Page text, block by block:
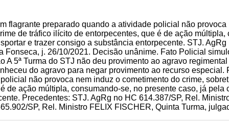
flagrante preparado quando a atividade policial não
de tráfico ilícito de entorpecentes, que é de ação
e trazer consigo a substância entorpecente. STJ.
Fonseca, j. 26/10/2021. Decisão unânime. Fato Policial
A 5ª Turma do STJ não deu provimento ao agravo
do agravo para negar provimento ao recurso
não provoca nem induz o cometimento do crime,
de ação múltipla, consumando-se, no presente caso, já
Precedentes: STJ. AgRg no HC 614.387/SP, Rel.
SP, Rel. Ministro FELIX FISCHER, Quinta Turma,